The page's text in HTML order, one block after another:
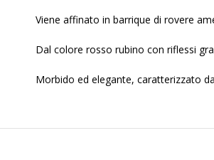
Viene affinato in barrique di rovere
Dal colore rosso rubino con riflessi
Morbido ed elegante, caratterizzato